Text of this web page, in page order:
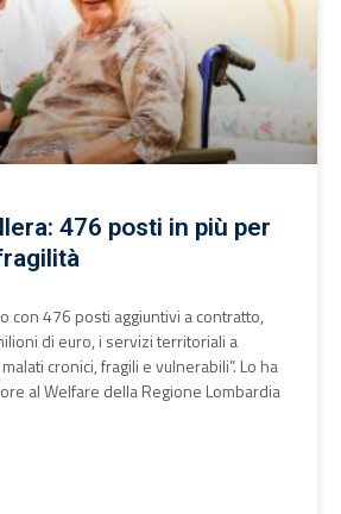
476 posti in più per
con 476 posti aggiuntivi a contratto,
di euro, i servizi territoriali a
cronici, fragili e vulnerabili”. Lo ha
al Welfare della Regione Lombardia